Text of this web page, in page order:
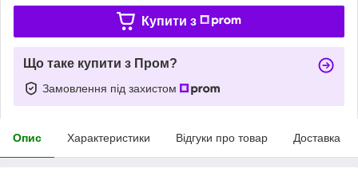
Купити з
Що таке купити з Пром?
Замовлення під захистом
Опис Характеристики Відгуки про товар Доставка